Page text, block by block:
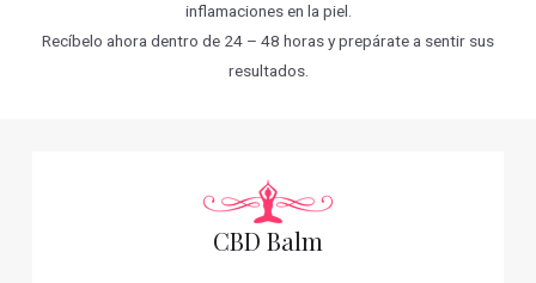
inflamaciones en la piel.
Recíbelo ahora dentro de 24 – 48 horas y prepárate a sentir sus
resultados.
CBD Balm